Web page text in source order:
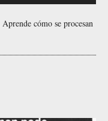
Aprende cómo se procesan